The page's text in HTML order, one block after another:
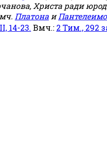
Христа ради
Платона и
14-23. Вмч.: 2 Тим., 292